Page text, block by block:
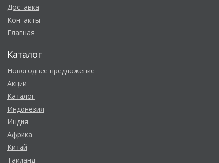
Доставка
Контакты
Главная
Каталог
Новогоднее предложение
Акции
Каталог
Индонезия
Индия
Африка
Китай
Таиланд